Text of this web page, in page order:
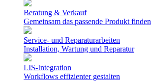
Beratung & Verkauf
Gemeinsam das passende Produkt finden
Service- und Reparaturarbeiten
Installation, Wartung und Reparatur
LIS-Integration
Workflows effizienter gestalten